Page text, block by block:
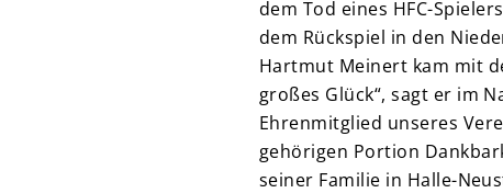
dem Tod eines HFC-
dem Rückspiel in den
Hartmut Meinert kam mit
großes Glück“, sagt er im
Ehrenmitglied unseres
gehörigen Portion
seiner Familie in Halle-